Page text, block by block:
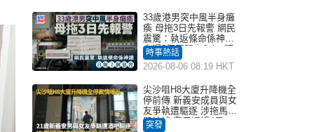
33歲港男突中風半身癱
瘓 母拖3日先報警 網民
震驚：執返條命係神蹟
自爆2個惡習｜Juicy叮
時事熱話
2026-08-06 08:19 HKT
尖沙咀H8大廈升降機全
停前傳 新義安成員與女
友爭執遭驅逐 涉拖馬刑
毀被捕 警另通緝4男
突發